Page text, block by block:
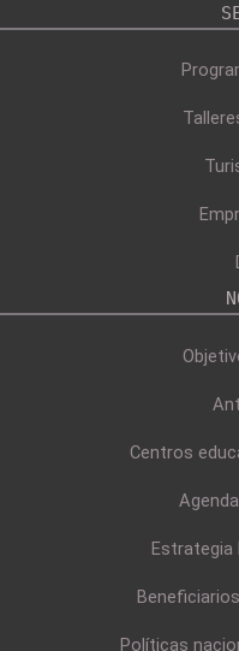
Centros
Estrategia
Políticas